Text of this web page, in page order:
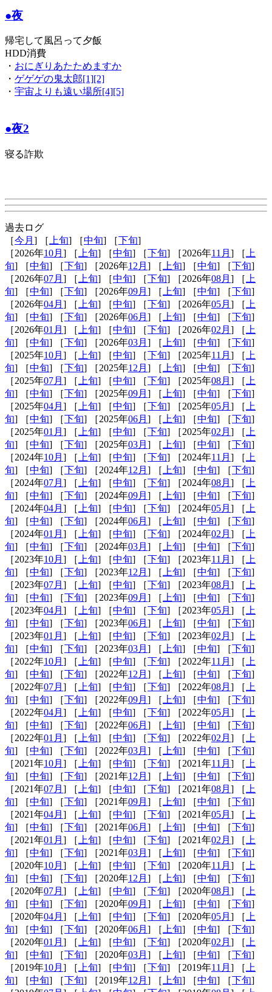
●夜
帰宅して風呂って夕飯
HDD消費
・ おにぎりあたためますか
・ ゲゲゲの鬼太郎[1][2]
・ 宇宙よりも遠い場所[4][5]
●夜2
寝る詐欺
過去ログ
［今月 ] ［ 上旬] ［中旬] ［下旬]
［2026年10月 ] ［ 上旬] ［中旬] ［下旬] ［2026年11月 ] ［ 上
旬] ［中旬] ［下旬] ［2026年12月 ] ［ 上旬] ［中旬] ［下旬]
［2026年07月 ] ［ 上旬] ［中旬] ［下旬] ［2026年08月 ] ［ 上
旬] ［中旬] ［下旬] ［2026年09月 ] ［ 上旬] ［中旬] ［下旬]
［2026年04月 ] ［ 上旬] ［中旬] ［下旬] ［2026年05月 ] ［ 上
旬] ［中旬] ［下旬] ［2026年06月 ] ［ 上旬] ［中旬] ［下旬]
［2026年01月 ] ［ 上旬] ［中旬] ［下旬] ［2026年02月 ] ［ 上
旬] ［中旬] ［下旬] ［2026年03月 ] ［ 上旬] ［中旬] ［下旬]
［2025年10月 ] ［ 上旬] ［中旬] ［下旬] ［2025年11月 ] ［ 上
旬] ［中旬] ［下旬] ［2025年12月 ] ［ 上旬] ［中旬] ［下旬]
［2025年07月 ] ［ 上旬] ［中旬] ［下旬] ［2025年08月 ] ［ 上
旬] ［中旬] ［下旬] ［2025年09月 ] ［ 上旬] ［中旬] ［下旬]
［2025年04月 ] ［ 上旬] ［中旬] ［下旬] ［2025年05月 ] ［ 上
旬] ［中旬] ［下旬] ［2025年06月 ] ［ 上旬] ［中旬] ［下旬]
［2025年01月 ] ［ 上旬] ［中旬] ［下旬] ［2025年02月 ] ［ 上
旬] ［中旬] ［下旬] ［2025年03月 ] ［ 上旬] ［中旬] ［下旬]
［2024年10月 ] ［ 上旬] ［中旬] ［下旬] ［2024年11月 ] ［ 上
旬] ［中旬] ［下旬] ［2024年12月 ] ［ 上旬] ［中旬] ［下旬]
［2024年07月 ] ［ 上旬] ［中旬] ［下旬] ［2024年08月 ] ［ 上
旬] ［中旬] ［下旬] ［2024年09月 ] ［ 上旬] ［中旬] ［下旬]
［2024年04月 ] ［ 上旬] ［中旬] ［下旬] ［2024年05月 ] ［ 上
旬] ［中旬] ［下旬] ［2024年06月 ] ［ 上旬] ［中旬] ［下旬]
［2024年01月 ] ［ 上旬] ［中旬] ［下旬] ［2024年02月 ] ［ 上
旬] ［中旬] ［下旬] ［2024年03月 ] ［ 上旬] ［中旬] ［下旬]
［2023年10月 ] ［ 上旬] ［中旬] ［下旬] ［2023年11月 ] ［ 上
旬] ［中旬] ［下旬] ［2023年12月 ] ［ 上旬] ［中旬] ［下旬]
［2023年07月 ] ［ 上旬] ［中旬] ［下旬] ［2023年08月 ] ［ 上
旬] ［中旬] ［下旬] ［2023年09月 ] ［ 上旬] ［中旬] ［下旬]
［2023年04月 ] ［ 上旬] ［中旬] ［下旬] ［2023年05月 ] ［ 上
旬] ［中旬] ［下旬] ［2023年06月 ] ［ 上旬] ［中旬] ［下旬]
［2023年01月 ] ［ 上旬] ［中旬] ［下旬] ［2023年02月 ] ［ 上
旬] ［中旬] ［下旬] ［2023年03月 ] ［ 上旬] ［中旬] ［下旬]
［2022年10月 ] ［ 上旬] ［中旬] ［下旬] ［2022年11月 ] ［ 上
旬] ［中旬] ［下旬] ［2022年12月 ] ［ 上旬] ［中旬] ［下旬]
［2022年07月 ] ［ 上旬] ［中旬] ［下旬] ［2022年08月 ] ［ 上
旬] ［中旬] ［下旬] ［2022年09月 ] ［ 上旬] ［中旬] ［下旬]
［2022年04月 ] ［ 上旬] ［中旬] ［下旬] ［2022年05月 ] ［ 上
旬] ［中旬] ［下旬] ［2022年06月 ] ［ 上旬] ［中旬] ［下旬]
［2022年01月 ] ［ 上旬] ［中旬] ［下旬] ［2022年02月 ] ［ 上
旬] ［中旬] ［下旬] ［2022年03月 ] ［ 上旬] ［中旬] ［下旬]
［2021年10月 ] ［ 上旬] ［中旬] ［下旬] ［2021年11月 ] ［ 上
旬] ［中旬] ［下旬] ［2021年12月 ] ［ 上旬] ［中旬] ［下旬]
［2021年07月 ] ［ 上旬] ［中旬] ［下旬] ［2021年08月 ] ［ 上
旬] ［中旬] ［下旬] ［2021年09月 ] ［ 上旬] ［中旬] ［下旬]
［2021年04月 ] ［ 上旬] ［中旬] ［下旬] ［2021年05月 ] ［ 上
旬] ［中旬] ［下旬] ［2021年06月 ] ［ 上旬] ［中旬] ［下旬]
［2021年01月 ] ［ 上旬] ［中旬] ［下旬] ［2021年02月 ] ［ 上
旬] ［中旬] ［下旬] ［2021年03月 ] ［ 上旬] ［中旬] ［下旬]
［2020年10月 ] ［ 上旬] ［中旬] ［下旬] ［2020年11月 ] ［ 上
旬] ［中旬] ［下旬] ［2020年12月 ] ［ 上旬] ［中旬] ［下旬]
［2020年07月 ] ［ 上旬] ［中旬] ［下旬] ［2020年08月 ] ［ 上
旬] ［中旬] ［下旬] ［2020年09月 ] ［ 上旬] ［中旬] ［下旬]
［2020年04月 ] ［ 上旬] ［中旬] ［下旬] ［2020年05月 ] ［ 上
旬] ［中旬] ［下旬] ［2020年06月 ] ［ 上旬] ［中旬] ［下旬]
［2020年01月 ] ［ 上旬] ［中旬] ［下旬] ［2020年02月 ] ［ 上
旬] ［中旬] ［下旬] ［2020年03月 ] ［ 上旬] ［中旬] ［下旬]
［2019年10月 ] ［ 上旬] ［中旬] ［下旬] ［2019年11月 ] ［ 上
旬] ［中旬] ［下旬] ［2019年12月 ] ［ 上旬] ［中旬] ［下旬]